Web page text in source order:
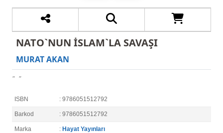
NATO`NUN İSLAM`LA SAVAŞI
MURAT AKAN
" "
ISBN : 9786051512792
Barkod : 9786051512792
Marka : Hayat Yayınları